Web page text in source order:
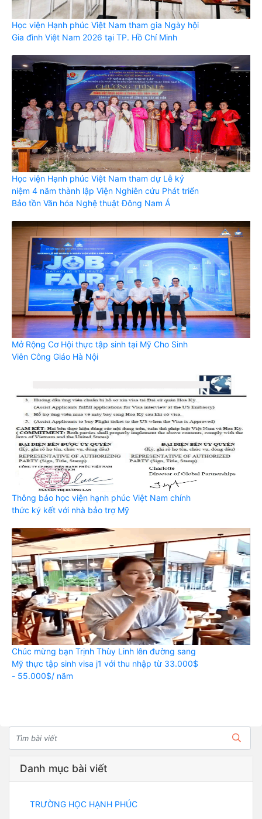
Học viện Hạnh phúc Việt Nam tham gia Ngày hội
Gia đình Việt Nam 2026 tại TP. Hồ Chí Minh
Học viện Hạnh phúc Việt Nam tham dự Lễ kỷ
niệm 4 năm thành lập Viện Nghiên cứu Phát triển
Bảo tồn Văn hóa Nghệ thuật Đông Nam Á
Mở Rộng Cơ Hội thực tập sinh tại Mỹ Cho Sinh
Viên Công Giáo Hà Nội
Thông báo học viện hạnh phúc Việt Nam chính
thức ký kết với nhà bảo trợ Mỹ
Chúc mừng bạn Trịnh Thùy Linh lên đường sang
Mỹ thực tập sinh visa j1 với thu nhập từ 33.000$
- 55.000$/ năm
Danh mục bài viết
TRƯỜNG HỌC HẠNH PHÚC